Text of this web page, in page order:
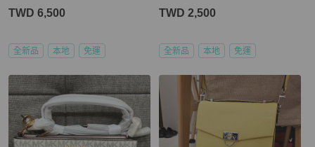
TWD 6,500
全新品 本地 免運
TWD 2,500
全新品 本地 免運